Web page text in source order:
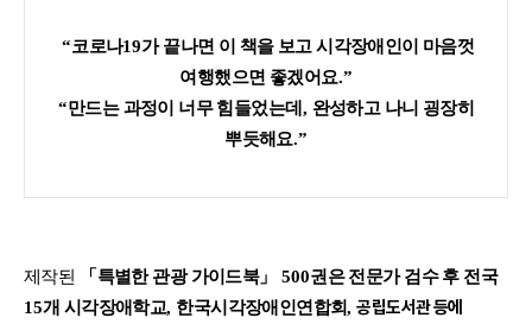
“코로나19가 끝나면 이 책을 보고 시각장애인이 마음껏
여행했으면 좋겠어요.”
“만드는 과정이 너무 힘들었는데 , 완성하고 나니 굉장히
뿌듯해요.”
제작된 「 특별한 관광 가이드북」500권은 전문가 검수 후 전국
15개 시각장애학교, 한국시각장애인연합회,공립도서관 등에